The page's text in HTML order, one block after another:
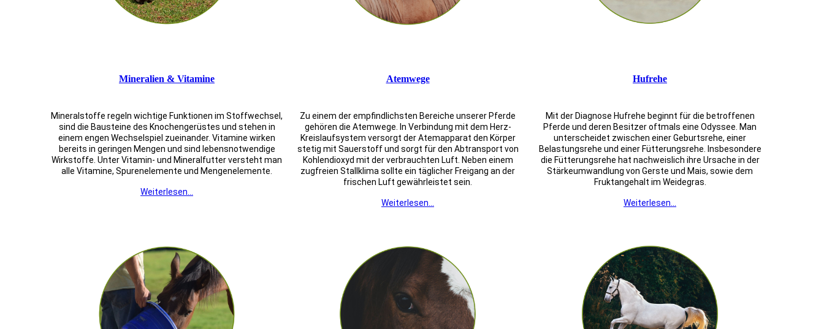
Mineralien & Vitamine Atemwege Hufrehe
Mineralstoffe regeln wichtige Funktionen im Stoffwechsel,
sind die Bausteine des Knochengerüstes und stehen in
einem engen Wechselspiel zueinander. Vitamine wirken
bereits in geringen Mengen und sind lebensnotwendige
Wirkstoffe. Unter Vitamin- und Mineralfutter versteht man
alle Vitamine, Spurenelemente und Mengenelemente.
Weiterlesen...
Zu einem der empfindlichsten Bereiche unserer Pferde
gehören die Atemwege. In Verbindung mit dem Herz-
Kreislaufsystem versorgt der Atemapparat den Körper
stetig mit Sauerstoff und sorgt für den Abtransport von
Kohlendioxyd mit der verbrauchten Luft. Neben einem
zugfreien Stallklima sollte ein täglicher Freigang an der
frischen Luft gewährleistet sein.
Weiterlesen...
Mit der Diagnose Hufrehe beginnt für die betroffenen
Pferde und deren Besitzer oftmals eine Odyssee. Man
unterscheidet zwischen einer Geburtsrehe, einer
Belastungsrehe und einer Fütterungsrehe. Insbesondere
die Fütterungsrehe hat nachweislich ihre Ursache in der
Stärkeumwandlung von Gerste und Mais, sowie dem
Fruktangehalt im Weidegras.
Weiterlesen...